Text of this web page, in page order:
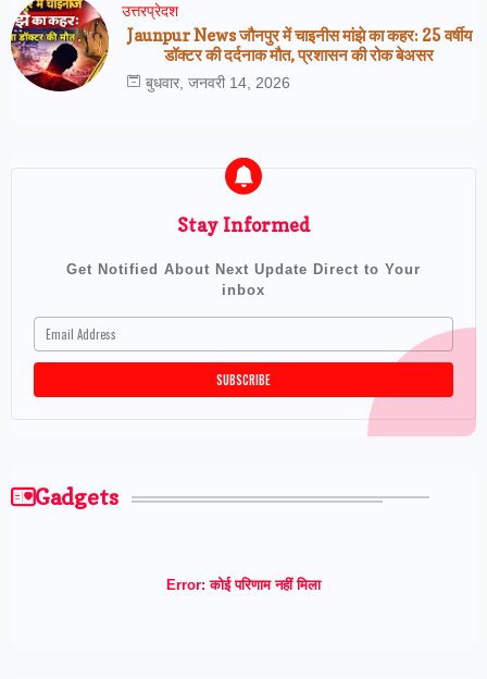
उत्तरप्रेदश
Jaunpur News जौनपुर में चाइनीस मांझे का कहर: 25 वर्षीय
डॉक्टर की दर्दनाक मौत, प्रशासन की रोक बेअसर
बुधवार, जनवरी 14, 2026
Stay Informed
Get Notified About Next Update Direct to Your
inbox
Gadgets
Error: कोई परिणाम नहीं मिला